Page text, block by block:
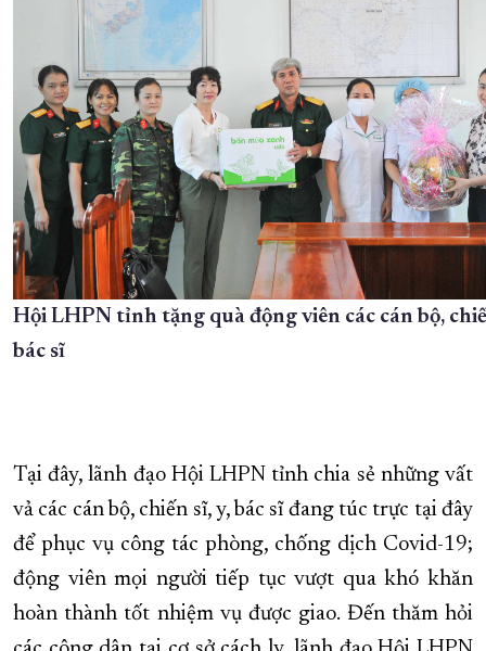
Hội LHPN tỉnh tặng quà động viên các cán bộ,
bác sĩ
Tại đây, lãnh đạo Hội LHPN tỉnh chia sẻ những vất
vả các cán bộ, chiến sĩ, y, bác sĩ đang túc trực tại đây
để phục vụ công tác phòng, chống dịch Covid-19;
động viên mọi người tiếp tục vượt qua khó khăn
hoàn thành tốt nhiệm vụ được giao. Đến thăm hỏi